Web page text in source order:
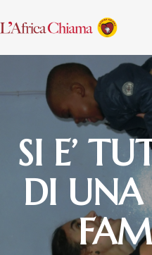
SI E’
DI UNA